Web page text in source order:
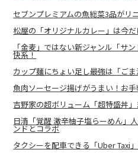
セブンプレミアムの魚総菜3品がリ
松屋の「オリジナルカレー」は今
「金麦」ではない新ジャンル「サ
快系！
カップ麺にちょい足し最強は「ご
魚肉ソーセージ揚げがうまい！お
吉野家の超ボリューム「超特盛丼
日清「覚醒 激辛柚子塩らーめん」
ンドとコラボ
タクシーを配車できる「Uber Taxi